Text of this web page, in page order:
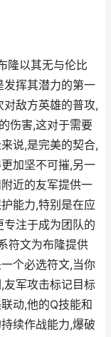
隆以其无与伦比
发挥其潜力的第一
敌方英雄的普攻,
伤害,这对于需要
说,是完美的契合,
加坚不可摧,另一
近的友军提供一
能力,特别是在应
注于成为团队的
符文为布隆提供
个必选符文,当你
友军攻击标记目标
动,他的Q技能和
续作战能力,爆破